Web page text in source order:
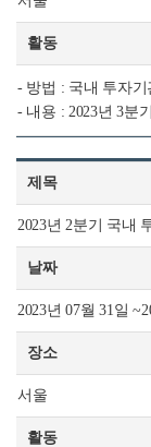
활동
- 방법 : 국내 투자기
- 내용 : 2023년 3분
제목
2023년 2분기 국내
날짜
2023년 07월 31일
장소
서울
활동